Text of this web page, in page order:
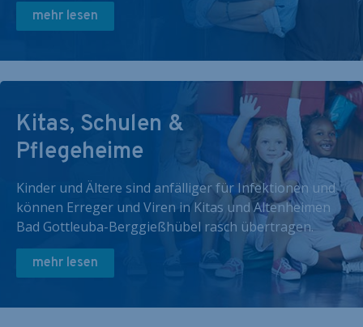
mehr lesen
Kitas, Schulen &
Pflegeheime
Kinder und Ältere sind anfälliger für Infektionen und
können Erreger und Viren in Kitas und Altenheimen
Bad Gottleuba-Berggießhübel rasch übertragen.
mehr lesen